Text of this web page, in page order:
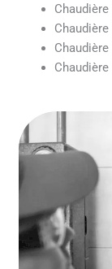
Chaudière
Chaudière
Chaudière
Chaudière